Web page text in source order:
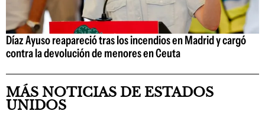
Díaz Ayuso reapareció tras los incendios en Madrid y cargó
contra la devolución de menores en Ceuta
MÁS NOTICIAS DE ESTADOS
UNIDOS